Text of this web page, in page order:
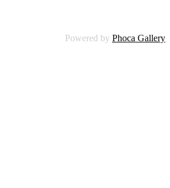
Powered by Phoca Gallery